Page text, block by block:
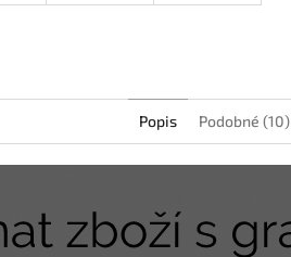
Popis Podobné (10)